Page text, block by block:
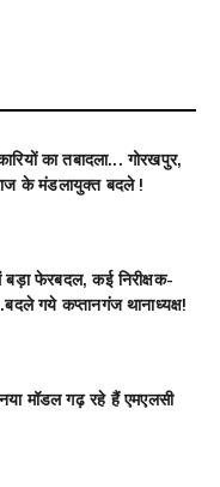
का तबादला... गोरखपुर,
के मंडलायुक्त बदले !
फेरबदल, कई निरीक्षक-
गये कप्तानगंज थानाध्यक्ष!
नया मॉडल गढ़ रहे हैं एमएलसी